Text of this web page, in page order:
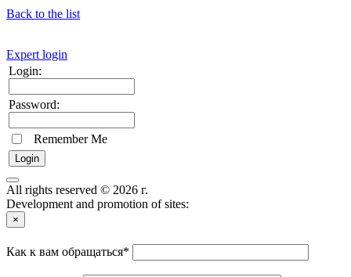
Back to the list
Expert login
Login:
Password:
Remember Me
All rights reserved © 2026 г.
Development and promotion of sites:
×
Как к вам обращаться*